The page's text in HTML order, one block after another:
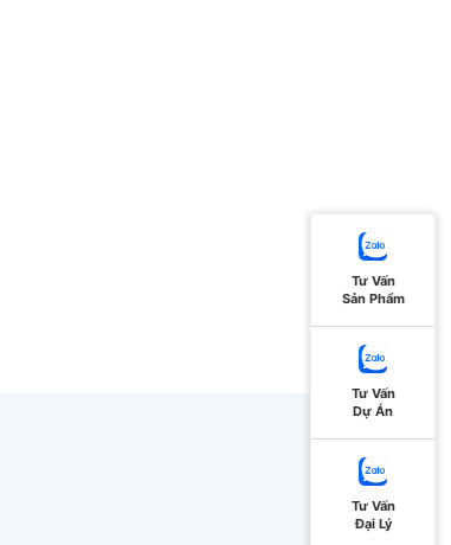
Tư Vấn
Sản Phẩm
Tư Vấn
Dự Án
Tư Vấn
Đại Lý